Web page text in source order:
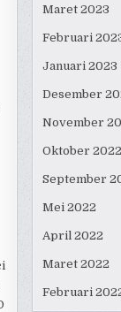
Maret 2023
Februari
Januari 2023
Desember
November
Oktober 2022
September
Mei 2022
April 2022
Maret 2022
Februari